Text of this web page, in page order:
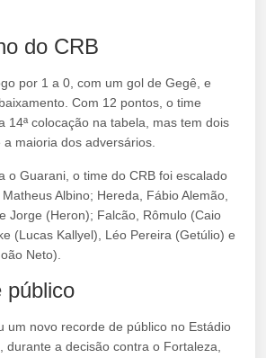
do CRB
por 1 a 0, com um gol de Gegê, e
Com 12 pontos, o time
14ª colocação na tabela, mas tem dois
maioria dos adversários.
o Guarani, o time do CRB foi escalado
Albino; Hereda, Fábio Alemão,
Jorge (Heron); Falcão, Rômulo (Caio
(Lucas Kallyel), Léo Pereira (Getúlio) e
Neto).
público
um novo recorde de público no Estádio
durante a decisão contra o Fortaleza,